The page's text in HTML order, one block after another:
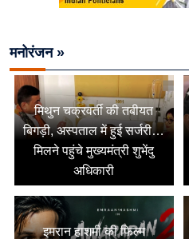
मनोरंजन »
मिथुन चक्रवर्ती की तबीयत
बिगड़ी, अस्पताल में हुई सर्जरी…
मिलने पहुंचे मुख्यमंत्री शुभेंदु
अधिकारी
इमरान हाशमी की फिल्म